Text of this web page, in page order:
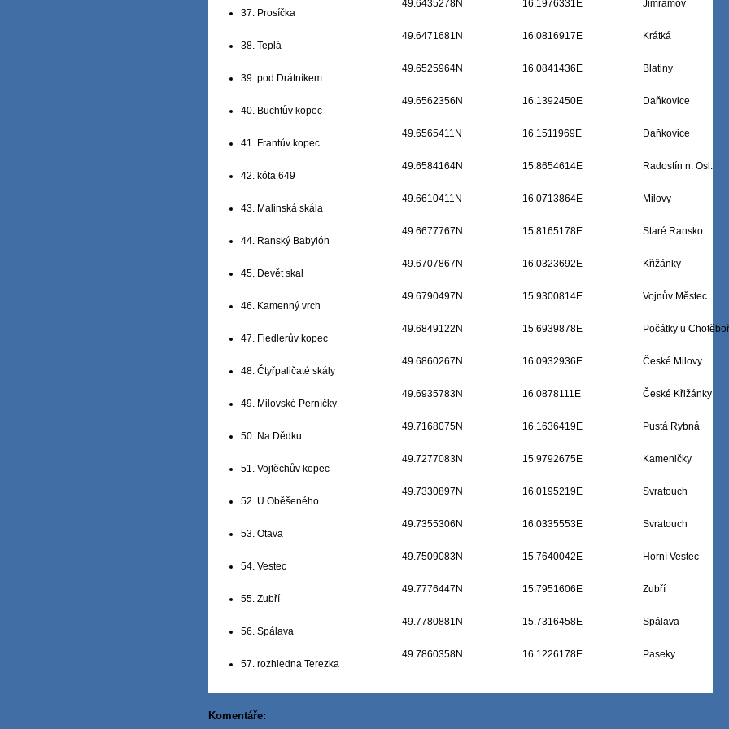
37. Prosíčka
49.6435278N 16.1976331E Jimramov
38. Teplá
49.6471681N 16.0816917E Krátká
39. pod Drátníkem
49.6525964N 16.0841436E Blatiny
40. Buchtův kopec
49.6562356N 16.1392450E Daňkovice
41. Frantův kopec
49.6565411N 16.1511969E Daňkovice
42. kóta 649
49.6584164N 15.8654614E Radostín n. Osl.
43. Malinská skála
49.6610411N 16.0713864E Milovy
44. Ranský Babylón
49.6677767N 15.8165178E Staré Ransko
45. Devět skal
49.6707867N 16.0323692E Křižánky
46. Kamenný vrch
49.6790497N 15.9300814E Vojnův Městec
47. Fiedlerův kopec
49.6849122N 15.6939878E Počátky u
48. Čtyřpaličaté skály
49.6860267N 16.0932936E České Milovy
49. Milovské Perníčky
49.6935783N 16.0878111E České Křižánky
50. Na Dědku
49.7168075N 16.1636419E Pustá Rybná
51. Vojtěchův kopec
49.7277083N 15.9792675E Kameničky
52. U Oběšeného
49.7330897N 16.0195219E Svratouch
53. Otava
49.7355306N 16.0335553E Svratouch
54. Vestec
49.7509083N 15.7640042E Horní Vestec
55. Zubří
49.7776447N 15.7951606E Zubří
56. Spálava
49.7780881N 15.7316458E Spálava
57. rozhledna Terezka
49.7860358N 16.1226178E Paseky
Komentáře: